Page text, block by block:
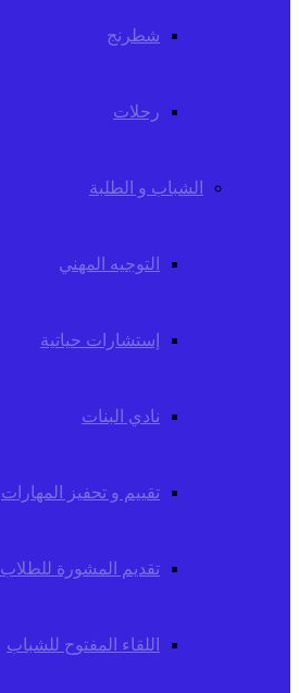
شطرنج
رحلات
الشباب و الطلبة
التوجيه المهني
إستشارات حياتية
نادي البنات
تقييم و تحفيز المهارات
تقديم المشورة للطلاب
اللقاء المفتوح للشباب